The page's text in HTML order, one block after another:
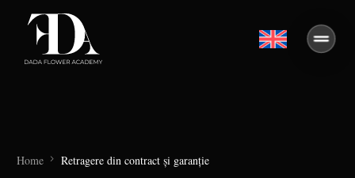
Home Retragere din contract și garanție